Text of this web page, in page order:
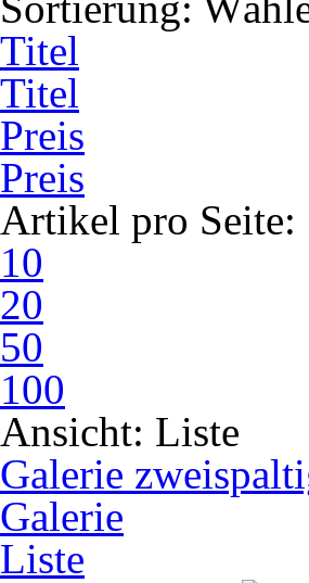
Titel
Titel
Preis
Preis
Artikel pro Seite:
10
20
50
100
Ansicht: Liste
Galerie
Galerie
Liste